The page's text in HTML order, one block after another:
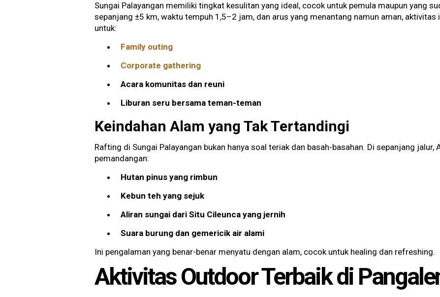
Sungai Palayangan memiliki tingkat kesulitan yang ideal, cocok untuk pemula maupun yang
sepanjang ±5 km, waktu tempuh 1,5–2 jam, dan arus yang menantang namun aman,
untuk:
Family outing
Corporate gathering
Acara komunitas dan reuni
Liburan seru bersama teman-teman
Keindahan Alam yang Tak Tertandingi
Rafting di Sungai Palayangan bukan hanya soal teriak dan basah-basahan. Di sepanjang jalur,
pemandangan:
Hutan pinus yang rimbun
Kebun teh yang sejuk
Aliran sungai dari Situ Cileunca yang jernih
Suara burung dan gemericik air alami
Ini pengalaman yang benar-benar menyatu dengan alam, cocok untuk healing dan refreshing.
Aktivitas Outdoor Terbaik di